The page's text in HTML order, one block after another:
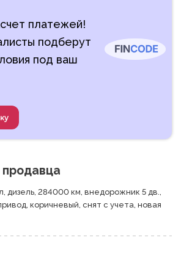
платежей!
подберут
под ваш
дизель, 284000 км, внедорожник 5 дв.,
коричневый, снят с учета, новая